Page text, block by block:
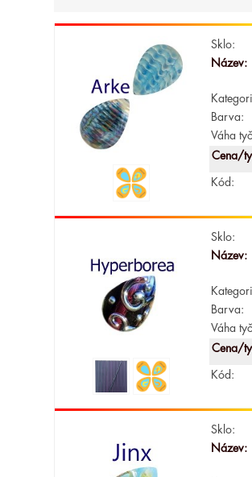
Sklo:
Název:
Barva:
Váha
Cena/
Kód:
Sklo:
Název:
Barva:
Váha
Cena/
Kód:
Sklo:
Název: